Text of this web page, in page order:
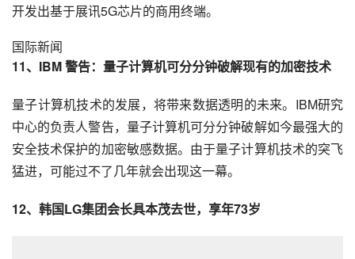
开发出基于展讯5G芯片的商用终端。
国际新闻
11、IBM 警告：量子计算机可分分钟破解现有的加密技术
量子计算机技术的发展，将带来数据透明的未来。IBM研究
中心的负责人警告，量子计算机可分分钟破解如今最强大的
安全技术保护的加密敏感数据。由于量子计算机技术的突飞
猛进，可能过不了几年就会出现这一幕。
12、韩国LG集团会长具本茂去世，享年73岁